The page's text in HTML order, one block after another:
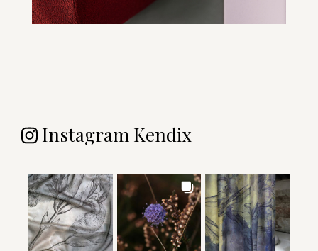
Instagram Kendix